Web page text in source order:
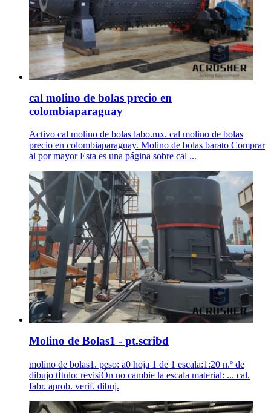
cal molino de bolas precio en
colombiaparaguay
Activo cal molino de bolas labo.mx. cal molino de bolas
precio en colombiaparaguay. Molino de bolas barato Comprar
al por mayor Esta es una página sobre cal ...
Molino de Bolas1 - pt.scribd
molino de bolas1. peso: a0 hoja 1 de 1 escala:1:20 n.º de
dibujo tÍtulo: revisiÓn no cambie la escala material: ... cal.
fabr. aprob. verif. dibuj.